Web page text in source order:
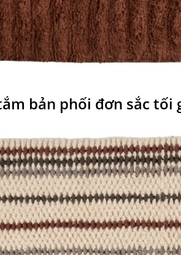
bản phối đơn sắc tối